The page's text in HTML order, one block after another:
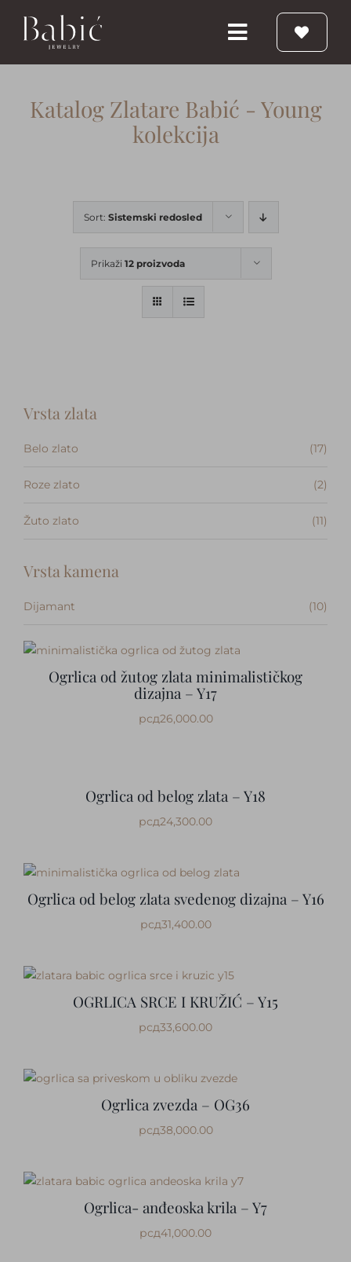
Toggle
Navigation
Vereničko prstenje
Katalog Zlatare Babić - Young
kolekcija
Sort: Sistemski redosled
Prikaži 12 proizvoda
Vrsta zlata
Belo zlato (17)
Roze zlato (2)
Žuto zlato (11)
Vrsta kamena
Dijamant (10)
Ogrlica od žutog zlata minimalističkog
dizajna – Y17
рсд26,000.00
Ogrlica od belog zlata – Y18
рсд24,300.00
Ogrlica od belog zlata svedenog dizajna – Y16
рсд31,400.00
OGRLICA SRCE I KRUŽIĆ – Y15
рсд33,600.00
Ogrlica zvezda – OG36
рсд38,000.00
Ogrlica- anđeoska krila – Y7
рсд41,000.00